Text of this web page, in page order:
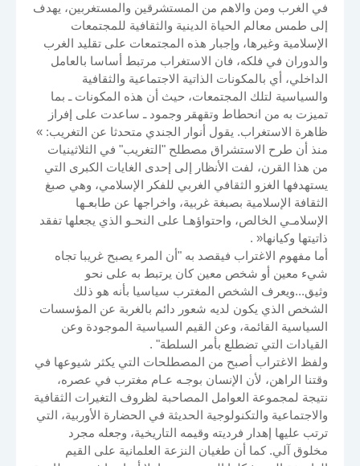
في الغرب ومن والاهم من المستشرقين والمستغربين، يهدف
إلى طمس معالم الحياة الدينية والثقافية للمجتمعات
الإسلامية وغيرها، وإجبار هذه المجتمعات على تقليد الغرب
والدوران في فلكه، فان الاستغراب مرتبط أساسا بالعامل
الداخلي، أي بالمكونات الذاتية الاجتماعية والثقافية
والسياسية لتلك المجتمعات، حيث أن هذه المكونات ـ بما
تميزت به من انحطاط وتقهقر وجمود ـ ساعدت على إفراز
ظاهرة الاستغراب. يقول أنوار الجندي متحدثا عن التغريب: »
منذ أن طرح الاستشراق مصطلح "التغريب" في الثلاثينيات
من هذا القرن، لفت الأنظار إلى إحدى الغايات الكبرى التي
يستهدفها الغزو الثقافي الغربي للفكر الإسلامي، وهي صبغ
الثقافة الإسلامية بصبغة غربية، واخراجها عن طابعـها
الإسلامـي الخالص، واحتواؤهـا على النحـو الذي يجعلها تفقد
ذاتيتها وكيانها« .
أما مفهوم الاغتراب فيقصد به "أن المرء يصبح غريبا تجاه
شيء معين أو شخص معين كان يرتبط به على نحو
وثيق...ويعرف الشخص المغترب سياسيا بأنه هو ذلك
الشخص الذي يكون لديه شعور دائم بالغربة عن المؤسسات
السياسية القائمة، وعن القيم السياسية الموجودة وعن
القيادات التي تضطلع بأمر السلطة" .
ولفظ الاغتراب أصبح من المصطلحات التي يكثر شيوعها في
وقتنا الراهن، لأن الإنسان بوجـه عـام مغترب في عصره،
نتيجة لمجموعة العوامل المصاحبة لظروف التغيرات الثقافية
والاجتماعية والتكنولوجية الحديثة في الحضارة الأوربية، التي
ترتب عليها إهدار فرديته وقيمه التاريخية، وجعله مجرد
مخلوق آلي. كما أن طغيان النزعة العلمانية على القيم